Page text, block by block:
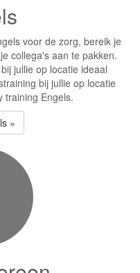
voor de zorg, bereik je
collega's aan te pakken.
jullie op locatie ideaal
bij jullie op locatie
training Engels.
»